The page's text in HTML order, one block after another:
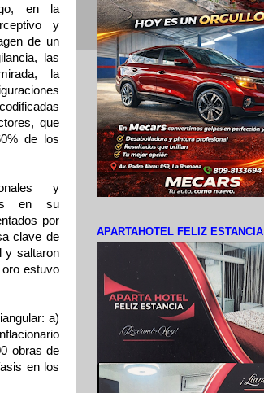
en la
y
de un
las
la
que
de los
y
en su
por
clave de
y saltaron
estuvo
a)
obras de
en los
APARTAHOTEL FELIZ ESTANCIA